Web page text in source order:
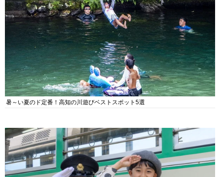
暑～い夏のド定番！高知の川遊びベストスポット5選